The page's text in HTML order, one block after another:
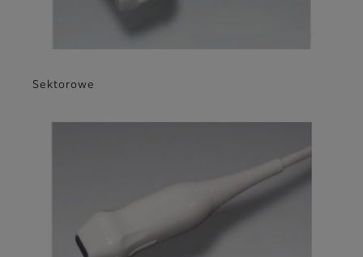
Sektorowe